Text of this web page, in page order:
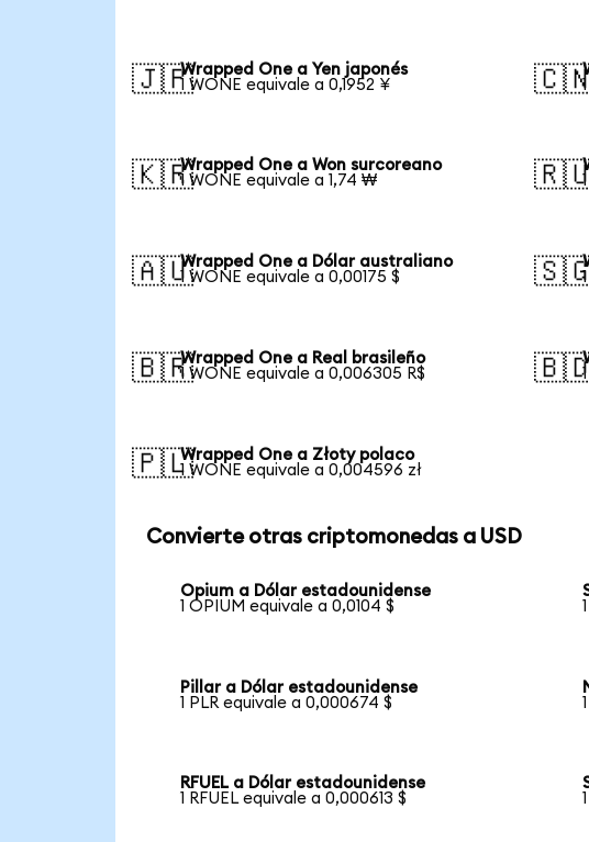
🇯🇵Wrapped One a Yen japonés
1 WONE equivale a 0,1952 ¥
🇰🇷Wrapped One a Won surcoreano
1 WONE equivale a 1,74 ₩
🇦🇺Wrapped One a Dólar australiano
1 WONE equivale a 0,00175 $
🇧🇷Wrapped One a Real brasileño
1 WONE equivale a 0,006305 R$
🇵🇱Wrapped One a Złoty polaco
1 WONE equivale a 0,004596 zł
Convierte otras criptomonedas a USD
Opium a Dólar estadounidense
1 OPIUM equivale a 0,0104 $
Pillar a Dólar estadounidense
1 PLR equivale a 0,000674 $
RFUEL a Dólar estadounidense
1 RFUEL equivale a 0,000613 $